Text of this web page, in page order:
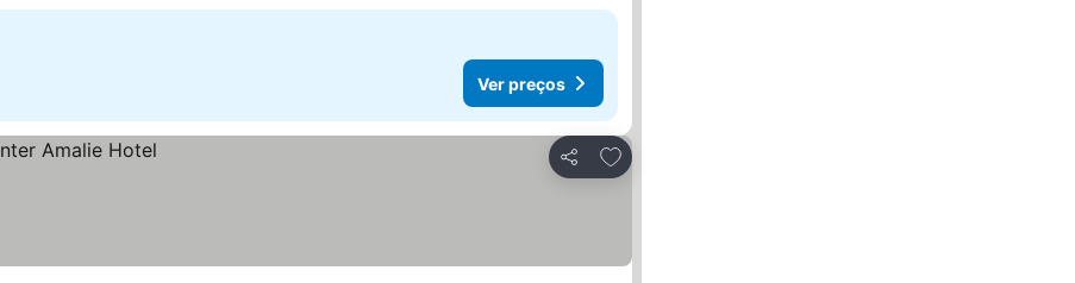
Ver preços
Partilhar
Adicionar aos favoritos